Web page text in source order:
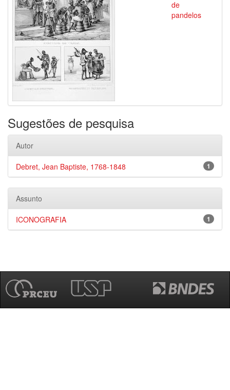
de
pandelos
Sugestões de pesquisa
Autor
1
Debret, Jean Baptiste, 1768-1848
Assunto
1
ICONOGRAFIA